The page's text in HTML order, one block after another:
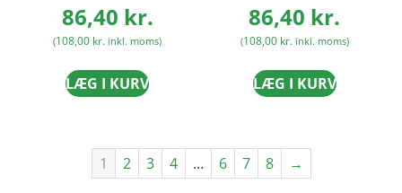
86,40 kr.
(108,00 kr. inkl. moms)
LÆG I KURV
86,40 kr.
(108,00 kr. inkl. moms)
LÆG I KURV
1 2 3 4 … 6 7 8 →